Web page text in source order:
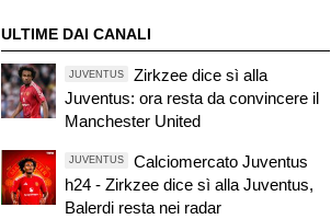
ULTIME DAI CANALI
JUVENTUS
Zirkzee dice sì alla
Juventus: ora resta da convincere il
Manchester United
JUVENTUS
Calciomercato Juventus
h24 - Zirkzee dice sì alla Juventus,
Balerdi resta nei radar